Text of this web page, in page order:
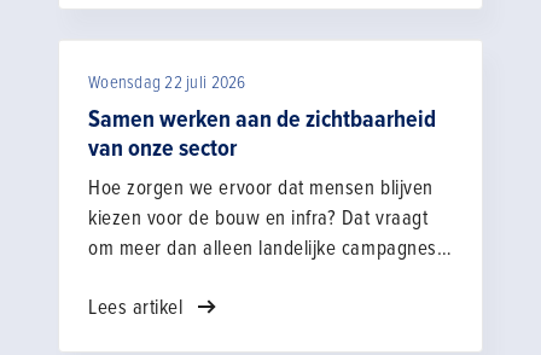
Noord-Holland stond hij aan de basis van
deze opleiding, die in goede samenwerking
met het SPG sinds een jaar wordt
aangeboden via het ROC van Amsterdam.
Wat begon met één leerling, groeide in een
jaar uit tot een klas van 23.
Woensdag 22 juli 2026
Samen werken aan de zichtbaarheid
van onze sector
Hoe zorgen we ervoor dat mensen blijven
kiezen voor de bouw en infra? Dat vraagt
om meer dan alleen landelijke campagnes.
regionale en lokale initiatieven maakt het
Lees artikel